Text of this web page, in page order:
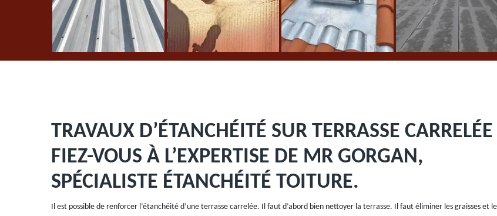
TRAVAUX D’ÉTANCHÉITÉ SUR TERRASSE CARRELÉE
FIEZ-VOUS À L’EXPERTISE DE MR GORGAN,
SPÉCIALISTE ÉTANCHÉITÉ TOITURE.
Il est possible de renforcer l’étanchéité d’une terrasse carrelée. Il faut d’abord bien nettoyer la terrasse. Il faut éliminer les graisses et